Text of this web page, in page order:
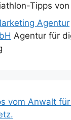
Tipps
Agentur
Agentur für
vom Anwalt